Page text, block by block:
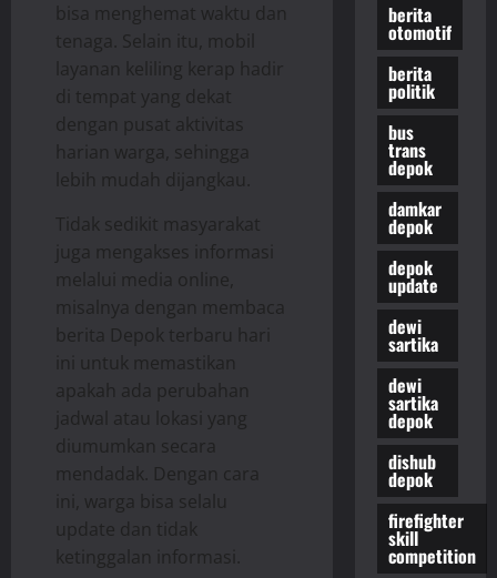
bisa menghemat waktu dan
tenaga. Selain itu, mobil
layanan keliling kerap hadir
di tempat yang dekat
dengan pusat aktivitas
harian warga, sehingga
lebih mudah dijangkau.
Tidak sedikit masyarakat
juga mengakses informasi
melalui media online,
misalnya dengan membaca
berita Depok terbaru hari
ini untuk memastikan
apakah ada perubahan
jadwal atau lokasi yang
diumumkan secara
mendadak. Dengan cara
ini, warga bisa selalu
update dan tidak
ketinggalan informasi.
berita
otomotif
berita
politik
bus
trans
depok
damkar
depok
depok
update
dewi
sartika
dewi
sartika
depok
dishub
depok
firefighter
skill
competition